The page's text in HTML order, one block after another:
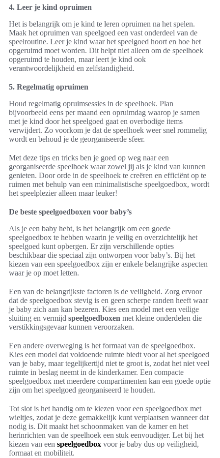
4. Leer je kind opruimen
Het is belangrijk om je kind te leren opruimen na het spelen.
Maak het opruimen van speelgoed een vast onderdeel van de
speelroutine. Leer je kind waar het speelgoed hoort en hoe het
opgeruimd moet worden. Dit helpt niet alleen om de speelhoek
opgeruimd te houden, maar leert je kind ook
verantwoordelijkheid en zelfstandigheid.
5. Regelmatig opruimen
Houd regelmatig opruimsessies in de speelhoek. Plan
bijvoorbeeld eens per maand een opruimdag waarop je samen
met je kind door het speelgoed gaat en overbodige items
verwijdert. Zo voorkom je dat de speelhoek weer snel rommelig
wordt en behoud je de georganiseerde sfeer.
Met deze tips en tricks ben je goed op weg naar een
georganiseerde speelhoek waar zowel jij als je kind van kunnen
genieten. Door orde in de speelhoek te creëren en efficiënt op te
ruimen met behulp van een minimalistische speelgoedbox, wordt
het speelplezier alleen maar leuker!
De beste speelgoedboxen voor baby’s
Als je een baby hebt, is het belangrijk om een goede
speelgoedbox te hebben waarin je veilig en overzichtelijk het
speelgoed kunt opbergen. Er zijn verschillende opties
beschikbaar die speciaal zijn ontworpen voor baby’s. Bij het
kiezen van een speelgoedbox zijn er enkele belangrijke aspecten
waar je op moet letten.
Een van de belangrijkste factoren is de veiligheid. Zorg ervoor
dat de speelgoedbox stevig is en geen scherpe randen heeft waar
je baby zich aan kan bezeren. Kies een model met een veilige
sluiting en vermijd speelgoedboxen met kleine onderdelen die
verstikkingsgevaar kunnen veroorzaken.
Een andere overweging is het formaat van de speelgoedbox.
Kies een model dat voldoende ruimte biedt voor al het speelgoed
van je baby, maar tegelijkertijd niet te groot is, zodat het niet veel
ruimte in beslag neemt in de kinderkamer. Een compacte
speelgoedbox met meerdere compartimenten kan een goede optie
zijn om het speelgoed georganiseerd te houden.
Tot slot is het handig om te kiezen voor een speelgoedbox met
wieltjes, zodat je deze gemakkelijk kunt verplaatsen wanneer dat
nodig is. Dit maakt het schoonmaken van de kamer en het
herinrichten van de speelhoek een stuk eenvoudiger. Let bij het
kiezen van een speelgoedbox voor je baby dus op veiligheid,
formaat en mobiliteit.